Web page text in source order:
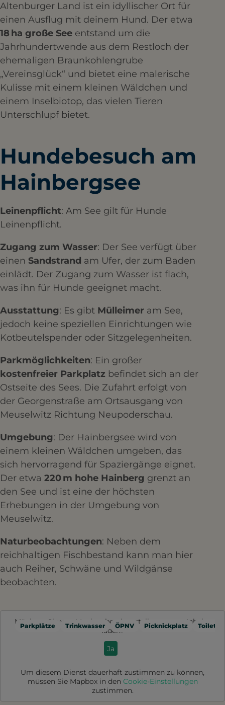
Altenburger Land ist ein idyllischer Ort für
einen Ausflug mit deinem Hund. Der etwa
18 ha große See entstand um die
Jahrhundertwende aus dem Restloch der
ehemaligen Braunkohlengrube
„Vereinsglück“ und bietet eine malerische
Kulisse mit einem kleinen Wäldchen und
einem Inselbiotop, das vielen Tieren
Unterschlupf bietet. ​
Hundebesuch am
Hainbergsee
Leinenpflicht: Am See gilt für Hunde
Leinenpflicht.
Zugang zum Wasser: Der See verfügt über
einen Sandstrand am Ufer, der zum Baden
einlädt. Der Zugang zum Wasser ist flach,
was ihn für Hunde geeignet macht.​
Ausstattung: Es gibt Mülleimer am See,
jedoch keine speziellen Einrichtungen wie
Kotbeutelspender oder Sitzgelegenheiten.​
Parkmöglichkeiten: Ein großer
kostenfreier Parkplatz befindet sich an der
Ostseite des Sees. Die Zufahrt erfolgt von
der Georgenstraße am Ortsausgang von
Meuselwitz Richtung Neupoderschau. ​
Umgebung: Der Hainbergsee wird von
einem kleinen Wäldchen umgeben, das
sich hervorragend für Spaziergänge eignet.
Der etwa 220 m hohe Hainberg grenzt an
den See und ist eine der höchsten
Erhebungen in der Umgebung von
Meuselwitz. ​
Naturbeobachtungen: Neben dem
reichhaltigen Fischbestand kann man hier
auch Reiher, Schwäne und Wildgänse
beobachten.​
Parkplätze Trinkwasser ÖPNV Picknickplatz
Möchten Sie von Mapbox
bereitgestellte externe Inhalte
laden?
Ja
Um diesem Dienst dauerhaft zustimmen zu können,
müssen Sie Mapboxin den Cookie-Einstellungen
zustimmen.